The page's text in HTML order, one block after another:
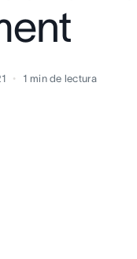
1 min de lectura